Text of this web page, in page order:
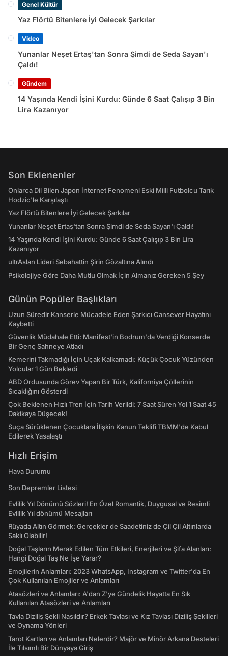
Genel Kültür
Yaz Flörtü Bitenlere İyi Gelecek Şarkılar
Video
Yunanlar Neşet Ertaş'tan Sonra Şimdi de Seda Sayan'ı
Çaldı!
Gündem
14 Yaşında Kendi İşini Kurdu: Günde 6 Saat Çalışıp 3 Bin
Lira Kazanıyor
Son Eklenenler
Onlarca Dil Bilen Japon İnternet Fenomeni Eski Milli Futbolcu Tarık
Hodzic'le Karşılaştı
Yaz Flörtü Bitenlere İyi Gelecek Şarkılar
Yunanlar Neşet Ertaş'tan Sonra Şimdi de Seda Sayan'ı Çaldı!
14 Yaşında Kendi İşini Kurdu: Günde 6 Saat Çalışıp 3 Bin Lira
Kazanıyor
ultrAslan Lideri Sebahattin Şirin Gözaltına Alındı
Psikolojiye Göre Daha Mutlu Olmak İçin Almanız Gereken 5 Şey
Günün Popüler Başlıkları
Uzun Süredir Kanserle Mücadele Eden Şarkıcı Cansever Hayatını
Kaybetti
Güvenlik Müdahale Etti: Manifest'in Bodrum'da Verdiği Konserde
Bir Genç Sahneye Atladı
Kemerini Takmadığı İçin Uçak Kalkamadı: Küçük Çocuk Yüzünden
Yolcular 1 Gün Bekledi
ABD Ordusunda Görev Yapan Bir Türk, Kaliforniya Çöllerinin
Sıcaklığını Gösterdi
Çok Beklenen Hızlı Tren İçin Tarih Verildi: 7 Saat Süren Yol 1 Saat 45
Dakikaya Düşecek!
Suça Sürüklenen Çocuklara İlişkin Kanun Teklifi TBMM'de Kabul
Edilerek Yasalaştı
Hızlı Erişim
Hava Durumu
Son Depremler Listesi
Evlilik Yıl Dönümü Sözleri! En Özel Romantik, Duygusal ve Resimli
Evlilik Yıl dönümü Mesajları
Rüyada Altın Görmek: Gerçekler de Saadetiniz de Çil Çil Altınlarda
Saklı Olabilir!
Doğal Taşların Merak Edilen Tüm Etkileri, Enerjileri ve Şifa Alanları:
Hangi Doğal Taş Ne İşe Yarar?
Emojilerin Anlamları: 2023 WhatsApp, Instagram ve Twitter'da En
Çok Kullanılan Emojiler ve Anlamları
Atasözleri ve Anlamları: A'dan Z'ye Gündelik Hayatta En Sık
Kullanılan Atasözleri ve Anlamları
Tavla Diziliş Şekli Nasıldır? Erkek Tavlası ve Kız Tavlası Diziliş Şekilleri
ve Oynama Yönleri
Tarot Kartları ve Anlamları Nelerdir? Majör ve Minör Arkana Desteleri
İle Tılsımlı Bir Dünyaya Giriş